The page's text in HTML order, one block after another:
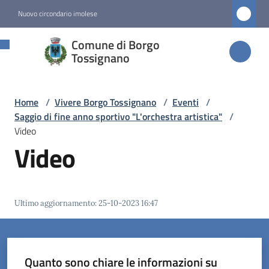
Nuovo circondario imolese
Comune di Borgo
Tossignano
Comune di
Borgo
Amministrazione
Novità
Borgo
Tossignano
Home / Vivere Borgo Tossignano / Eventi /
Saggio di fine anno sportivo "L'orchestra artistica" /
Video
Video
Ultimo aggiornamento:25-10-2023 16:47
Quanto sono chiare le informazioni su